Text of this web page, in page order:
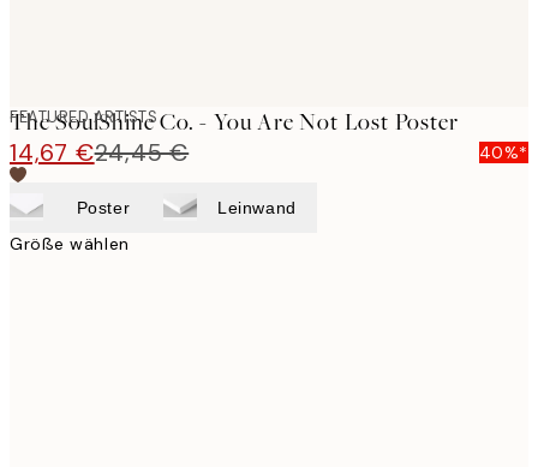
FEATURED ARTISTS
The SoulShine Co. - You Are Not Lost Poster
14,67 €24,45 € 40%*
Poster Leinwand
Größe wählen